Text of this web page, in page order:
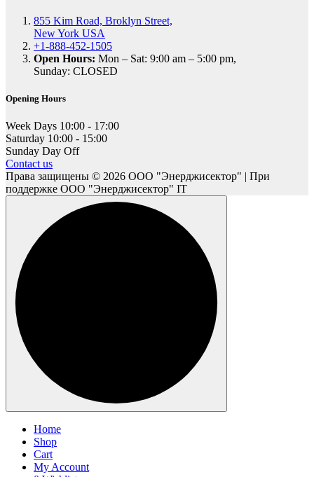
855 Kim Road, Broklyn Street,
New York USA
+1-888-452-1505
Open Hours: Mon – Sat: 9:00 am – 5:00 pm,
Sunday: CLOSED
Opening Hours
Week Days 10:00 - 17:00
Saturday 10:00 - 15:00
Sunday Day Off
Contact us
Права защищены © 2026 ООО "Энерджисектор" | При
поддержке ООО "Энерджисектор" IT
Home
Shop
Cart
My Account